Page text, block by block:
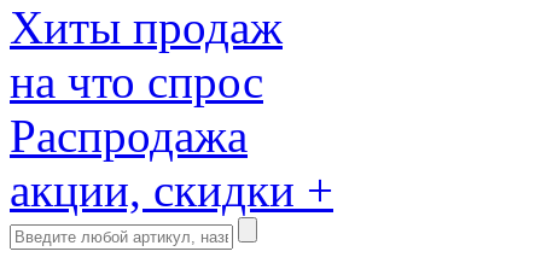
Хиты продаж
на что спрос
Распродажа
акции, скидки +